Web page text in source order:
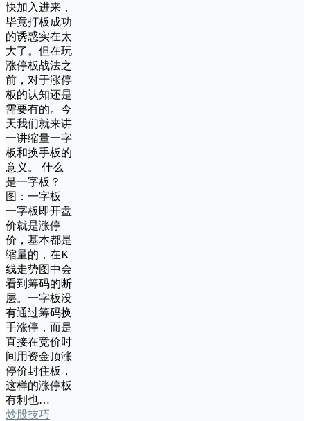
快加入进来，
毕竟打板成功
的诱惑实在太
大了。但在玩
涨停板战法之
前，对于涨停
板的认知还是
需要有的。今
天我们就来讲
一讲缩量一字
板和换手板的
意义。 什么
是一字板？
图：一字板
一字板即开盘
价就是涨停
价，基本都是
缩量的，在K
线走势图中会
看到筹码的断
层。一字板没
有通过筹码换
手涨停，而是
直接在竞价时
间用资金顶涨
停价封住板，
这样的涨停板
有利也…
炒股技巧